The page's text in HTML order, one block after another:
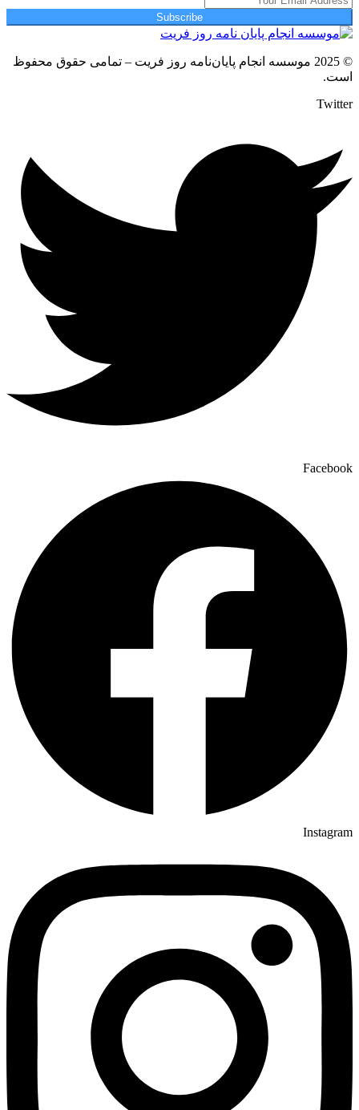
Subscribe
© 2025 موسسه انجام پایان‌نامه روز فریت – تمامی حقوق محفوظ
است.
Twitter
Facebook
Instagram